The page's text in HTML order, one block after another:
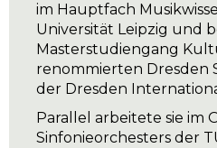
im Hauptfach
Universität Leipzig und
Masterstudiengang
renommierten Dresden
der Dresden
Parallel arbeitete sie im
Sinfonieorchesters der